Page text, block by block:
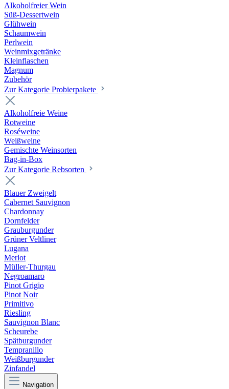
Alkoholfreier Wein
Süß-Dessertwein
Glühwein
Schaumwein
Perlwein
Weinmixgetränke
Kleinflaschen
Magnum
Zubehör
Zur Kategorie Probierpakete
Alkoholfreie Weine
Rotweine
Roséweine
Weißweine
Gemischte Weinsorten
Bag-in-Box
Zur Kategorie Rebsorten
Blauer Zweigelt
Cabernet Sauvignon
Chardonnay
Dornfelder
Grauburgunder
Grüner Veltliner
Lugana
Merlot
Müller-Thurgau
Negroamaro
Pinot Grigio
Pinot Noir
Primitivo
Riesling
Sauvignon Blanc
Scheurebe
Spätburgunder
Tempranillo
Weißburgunder
Zinfandel
Navigation